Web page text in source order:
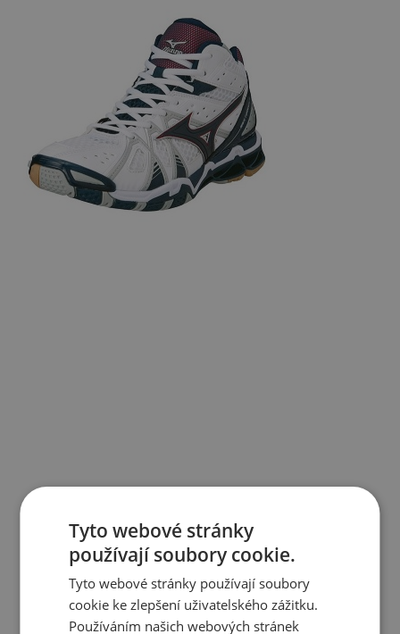
Tyto webové stránky
používají soubory cookie.
Tyto webové stránky používají soubory
cookie ke zlepšení uživatelského zážitku.
Používáním našich webových stránek